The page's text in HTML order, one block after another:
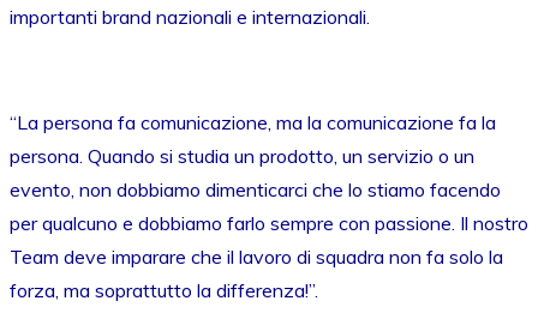
importanti brand nazionali e internazionali.
“La persona fa comunicazione, ma la comunicazione fa la
persona. Quando si studia un prodotto, un servizio o un
evento, non dobbiamo dimenticarci che lo stiamo facendo
per qualcuno e dobbiamo farlo sempre con passione. Il nostro
Team deve imparare che il lavoro di squadra non fa solo la
forza, ma soprattutto la differenza!”.